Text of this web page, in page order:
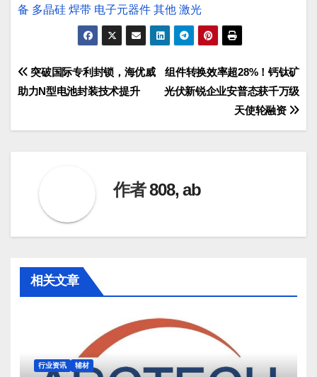
备 多晶硅 焊带 电子元器件 其他 激光
文
章
导
组件转换效率超28%！钙钛矿
光伏新锐企业安普态获千万级
天使轮融资
突破国际专利封锁，海优威
助力N型电池封装技术提升
作者808, ab
相关文章
行业资讯 辅材